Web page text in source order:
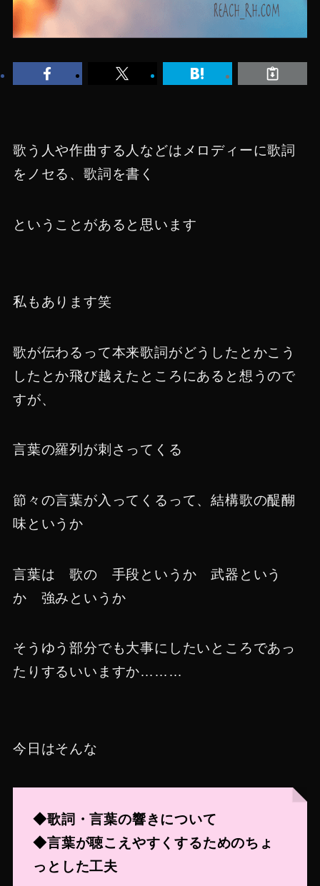
歌う人や作曲する人などはメロディーに歌詞
をノセる、歌詞を書く
ということがあると思います
私もあります笑
歌が伝わるって本来歌詞がどうしたとかこう
したとか飛び越えたところにあると想うので
すが、
言葉の羅列が刺さってくる
節々の言葉が入ってくるって、結構歌の醍醐
味というか
言葉は 歌の 手段というか 武器という
か 強みというか
そうゆう部分でも大事にしたいところであっ
たりするいいますか………
今日はそんな
◆歌詞・言葉の響きについて
◆言葉が聴こえやすくするためのちょ
っとした工夫